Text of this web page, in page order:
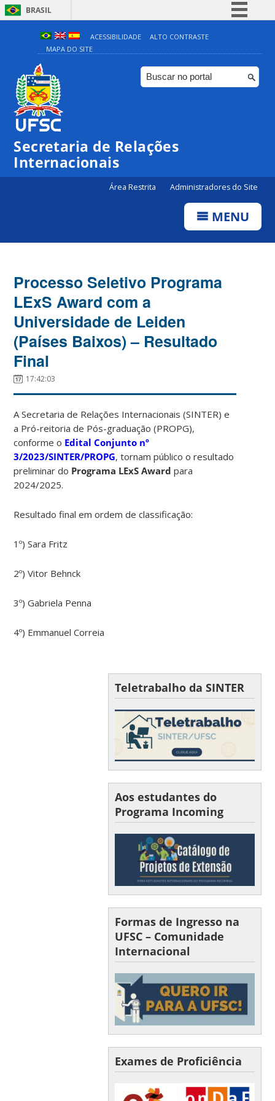
BRASIL
Simplifique!
Comunica BR
Participe
ACESSIBILIDADE
ALTO CONTRASTE
MAPA DO SITE
Secretaria de Relações
Internacionais
Área Restrita Administradores do Site
MENU
Processo Seletivo Programa
LExS Award com a
Universidade de Leiden
(Países Baixos) – Resultado
Final
17:42:03
A Secretaria de Relações Internacionais (SINTER) e
a Pró-reitoria de Pós-graduação (PROPG),
conforme o Edital Conjunto nº
3/2023/SINTER/PROPG, tornam público o resultado
preliminar do Programa LExS Awardpara
2024/2025.
Resultado final em ordem de classificação:
1º) Sara Fritz
2º) Vitor Behnck
3º) Gabriela Penna
4º) Emmanuel Correia
Teletrabalho da SINTER
Aos estudantes do
Programa Incoming
Formas de Ingresso na
UFSC – Comunidade
Internacional
Exames de Proficiência